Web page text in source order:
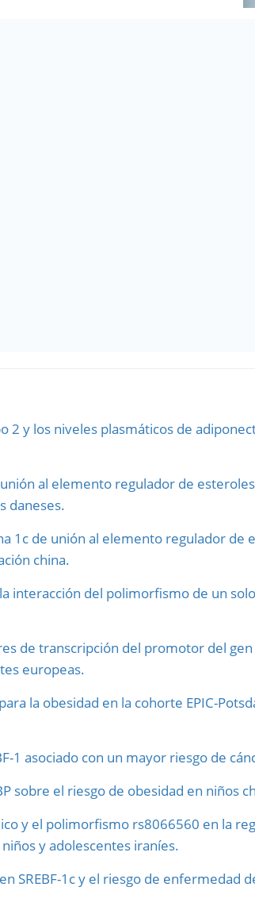
2 y los niveles plasmáticos de
al elemento regulador de esteroles
daneses.
1c de unión al elemento regulador de
china.
interacción del polimorfismo de un
de transcripción del promotor del
europeas.
la obesidad en la cohorte EPIC-
1 asociado con un mayor riesgo de
sobre el riesgo de obesidad en niños
y el polimorfismo rs8066560 en la
y adolescentes iraníes.
SREBF-1c y el riesgo de enfermedad